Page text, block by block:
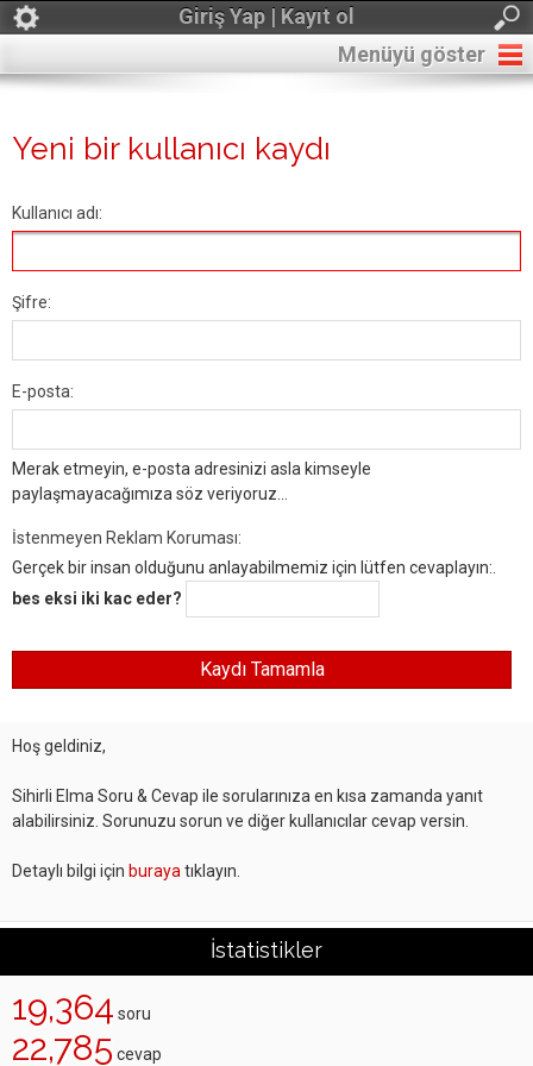
Giriş Yap | Kayıt ol
Menüyü göster
Yeni bir kullanıcı kaydı
Kullanıcı adı:
Şifre:
E-posta:
Merak etmeyin, e-posta adresinizi asla kimseyle
paylaşmayacağımıza söz veriyoruz...
İstenmeyen Reklam Koruması:
Gerçek bir insan olduğunu anlayabilmemiz için lütfen cevaplayın:.
bes eksi iki kac eder?
Hoş geldiniz,
Sihirli Elma Soru & Cevap ile sorularınıza en kısa zamanda yanıt
alabilirsiniz. Sorunuzu sorun ve diğer kullanıcılar cevap versin.
Detaylı bilgi için buraya tıklayın.
İstatistikler
19,364 soru
22,785 cevap